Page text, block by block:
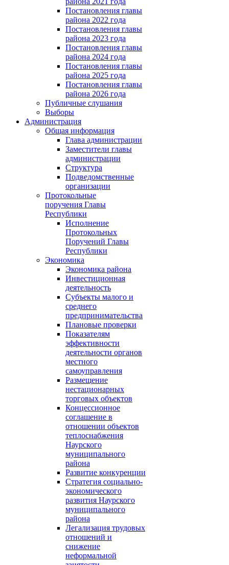
Постановления главы
района 2022 года
Постановления главы
района 2023 года
Постановления главы
района 2024 года
Постановления главы
района 2025 года
Постановления главы
района 2026 года
Публичные слушания
Выборы
Администрация
Общая информация
Глава администрации
Заместители главы
администрации
Структура
Подведомственные
организации
Протокольные
поручения Главы
Республики
Исполнение
Протокольных
Поручений Главы
Республики
Экономика
Экономика района
Инвестиционная
деятельность
Субъекты малого и
среднего
предпринимательства
Плановые проверки
Показателям
эффективности
деятельности органов
местного
самоуправления
Размещение
нестационарных
торговых объектов
Концессионное
соглашение в
отношении объектов
теплоснабжения
Наурского
муниципального
района
Развитие конкуренции
Стратегия социально-
экономического
развития Наурского
муниципального
района
Легализация трудовых
отношений и
снижение
неформальной